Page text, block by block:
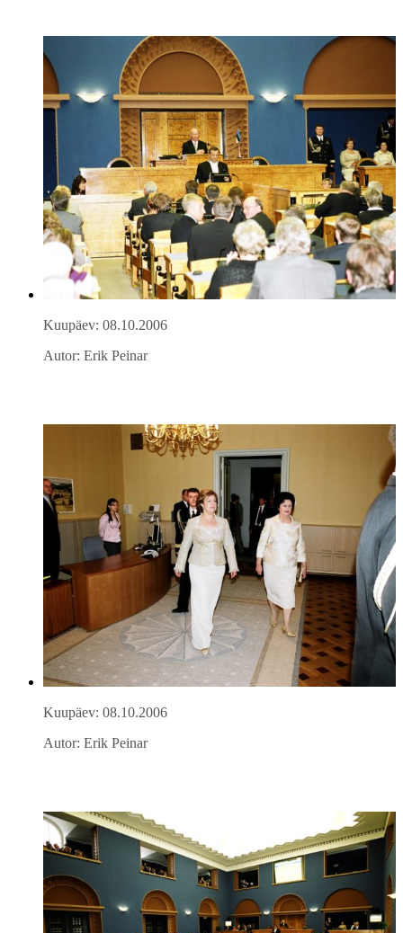
Kuupäev: 08.10.2006
Autor: Erik Peinar
Kuupäev: 08.10.2006
Autor: Erik Peinar